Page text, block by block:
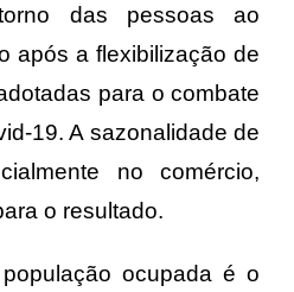
das pessoas ao
após a flexibilização de
para o combate
19. A sazonalidade de
no comércio,
o resultado.
ocupada é o